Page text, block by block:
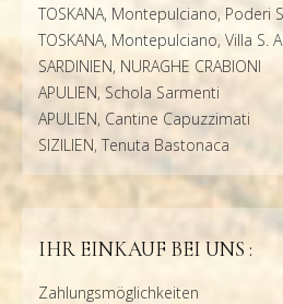
TOSKANA, Montepulciano, Poderi
TOSKANA, Montepulciano, Villa S.
SARDINIEN, NURAGHE CRABIONI
APULIEN, Schola Sarmenti
APULIEN, Cantine Capuzzimati
SIZILIEN, Tenuta Bastonaca
IHR EINKAUF BEI UNS :
Zahlungsmöglichkeiten